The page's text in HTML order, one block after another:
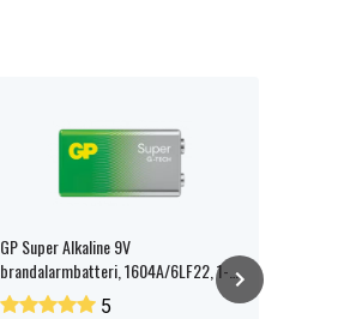
GP Super Alkaline 9V
brandalarmbatteri, 1604A/6LF22, 1-
pak.
5